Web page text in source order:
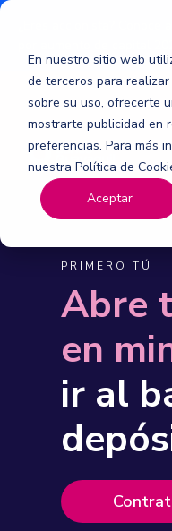
En nuestro sitio web
de terceros para
sobre su uso, ofrecerte
mostrarte publicidad en
preferencias. Para más
nuestra Política de
Aceptar
¿Eres accionista?
PRIMERO TÚ
Abre
en
ir al